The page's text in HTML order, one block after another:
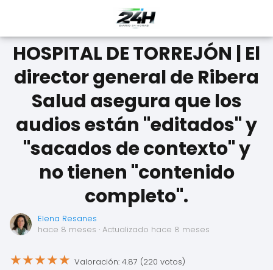
HOSPITAL DE TORREJÓN | El
director general de Ribera
Salud asegura que los
audios están "editados" y
"sacados de contexto" y
no tienen "contenido
completo".
Elena Resanes
hace 8 meses · Actualizado hace 8 meses
★★★★★ Valoración: 4.87 (220 votos)